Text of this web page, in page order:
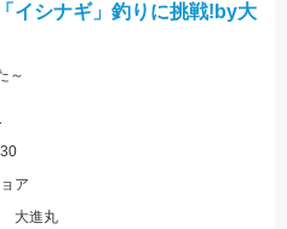
イシナギ」釣りに挑戦!by大
～
ア
大進丸